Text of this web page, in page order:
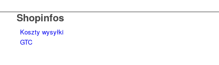
Shopinfos
Koszty wysyłki
GTC